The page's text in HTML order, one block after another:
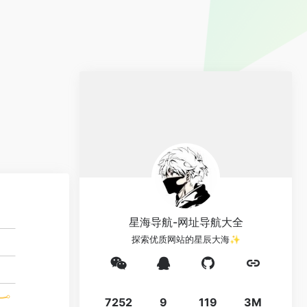
星海导航-网址导航大全
探索优质网站的星辰大海✨
7252 9 119 3M